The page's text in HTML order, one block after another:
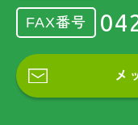
FAX番号
メ